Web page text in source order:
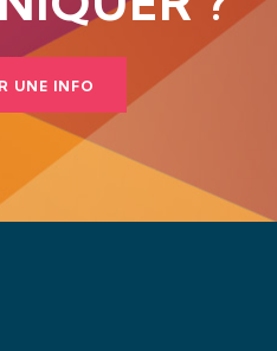
UNE INFO